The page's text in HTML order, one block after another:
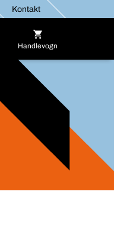
Kontakt
Handlevogn